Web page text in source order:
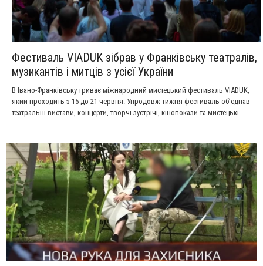
Фестиваль VIADUK зібрав у Франківську театралів,
музикантів і митців з усієї України
В Івано-Франківську триває міжнародний мистецький фестиваль VIADUK,
який проходить з 15 до 21 червня. Упродовж тижня фестиваль об’єднав
театральні вистави, концерти, творчі зустрічі, кінопокази та мистецькі